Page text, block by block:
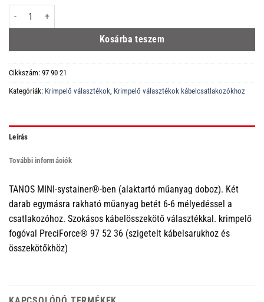
97 90 21 Krimpelő választék kábelcsatlakozókhoz 265 mm mennyiség
Kosárba teszem
Cikkszám: 97 90 21
Kategóriák: Krimpelő választékok Krimpelő választékok kábelcsatlakozókhoz
Leírás
További információk
TANOS MINI-systainer®-ben (alaktartó műanyag doboz). Két
darab egymásra rakható műanyag betét 6-6 mélyedéssel a
csatlakozóhoz. Szokásos kábelösszekötő választékkal. krimpelő
fogóval PreciForce® 97 52 36 (szigetelt kábelsarukhoz és
összekötőkhöz)